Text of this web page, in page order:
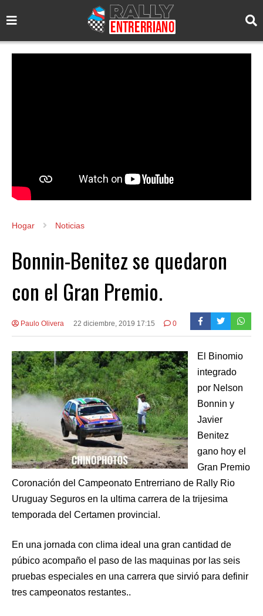
Hogar Noticias
Bonnin-Benitez se quedaron
con el Gran Premio.
Paulo Olivera 22 diciembre, 2019 17:15 0
El Binomio
integrado
por Nelson
Bonnin y
Javier
Benitez
gano hoy el
Gran Premio
Coronación del Campeonato Entrerriano de Rally Rio
Uruguay Seguros en la ultima carrera de la trijesima
temporada del Certamen provincial.
En una jornada con clima ideal una gran cantidad de
púbico acompaño el paso de las maquinas por las seis
pruebas especiales en una carrera que sirvió para definir
tres campeonatos restantes..